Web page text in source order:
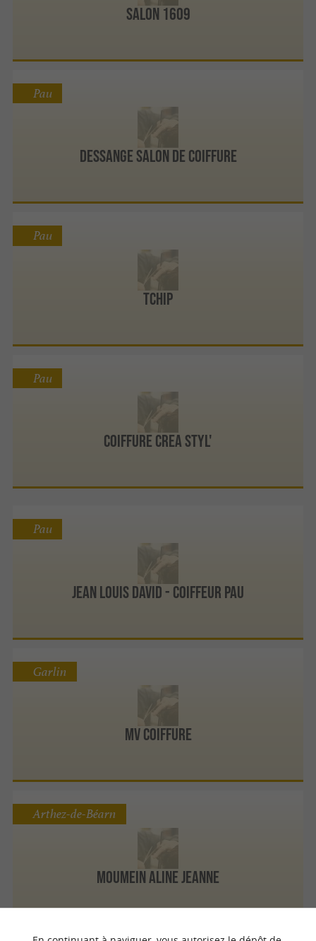
Salon 1609
DESSANGE Salon de Coiffure
Pau
Tchip
Pau
coiffure crea styl'
Pau
Jean Louis David - Coiffeur Pau
Pau
MV Coiffure
Garlin
Moumein Aline Jeanne
Arthez-de-Béarn